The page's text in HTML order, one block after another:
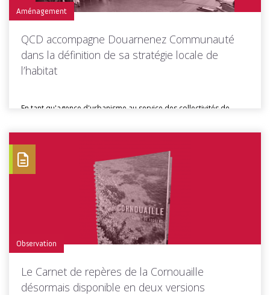
Aménagement
QCD accompagne Douarnenez Communauté
dans la définition de sa stratégie locale de
l’habitat
En tant qu'agence d'urbanisme au service des collectivités de
Toutes les actus de cette rubrique
Observation
Le Carnet de repères de la Cornouaille
désormais disponible en deux versions